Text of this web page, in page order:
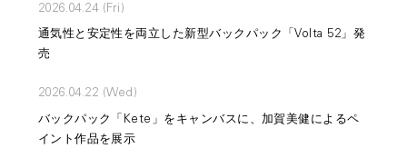
2026.04.24 (Fri)
通気性と安定性を両立した新型バックパック「Volta 52」発
売
2026.04.22 (Wed)
バックパック「Kete」をキャンバスに、加賀美健によるペ
イント作品を展示